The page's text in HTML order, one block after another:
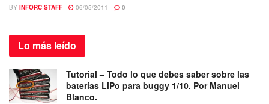
BY INFORC STAFF 06/05/2011 0
Lo más leído
Tutorial – Todo lo que debes saber sobre las
baterías LiPo para buggy 1/10. Por Manuel
Blanco.